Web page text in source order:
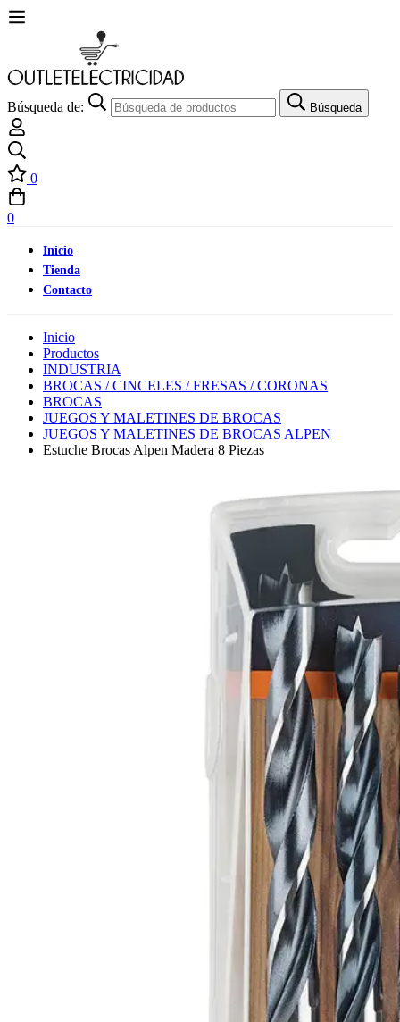
Búsqueda de: Búsqueda
0
0
Inicio
Tienda
Contacto
Inicio
Productos
INDUSTRIA
BROCAS / CINCELES / FRESAS / CORONAS
BROCAS
JUEGOS Y MALETINES DE BROCAS
JUEGOS Y MALETINES DE BROCAS ALPEN
Estuche Brocas Alpen Madera 8 Piezas